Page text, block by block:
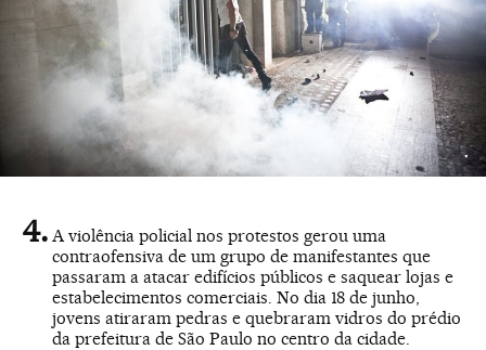
A violência policial nos protestos gerou uma
contraofensiva de um grupo de manifestantes que
passaram a atacar edifícios públicos e saquear lojas e
estabelecimentos comerciais. No dia 18 de junho,
jovens atiraram pedras e quebraram vidros do prédio
da prefeitura de São Paulo no centro da cidade.